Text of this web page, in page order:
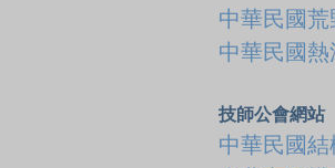
中華民國
中華民國
技師公會網站
中華民國